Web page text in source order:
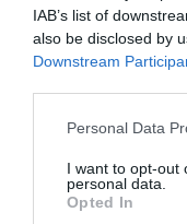
IAB’s list of
also be disclosed by
Downstream
Please note that this
not limited to your
grant or deny
use your data for
Personal Data
I want to opt-out
personal data.
Opted In
hatásjavítóként a
csalogató anyagról
amely 1160 g/liter
(monoszacharidok és
készítményt a
szerekkel,